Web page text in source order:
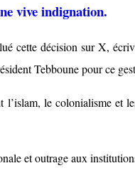
vive indignation.
cette décision sur X,
Tebboune pour ce
le colonialisme et
et outrage aux